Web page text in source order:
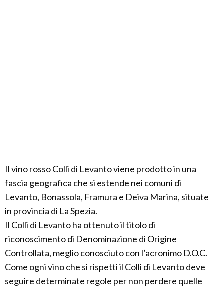
Il vino rosso Colli di Levanto viene prodotto in una
fascia geografica che si estende nei comuni di
Levanto, Bonassola, Framura e Deiva Marina, situate
in provincia di La Spezia.
Il Colli di Levanto ha ottenuto il titolo di
riconoscimento di Denominazione di Origine
Controllata, meglio conosciuto con l’acronimo D.O.C.
Come ogni vino che si rispetti il Colli di Levanto deve
seguire determinate regole per non perdere quelle